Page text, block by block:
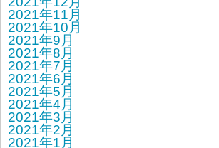
2021年11月
2021年10月
2021年9月
2021年8月
2021年7月
2021年6月
2021年5月
2021年4月
2021年3月
2021年2月
2021年1月